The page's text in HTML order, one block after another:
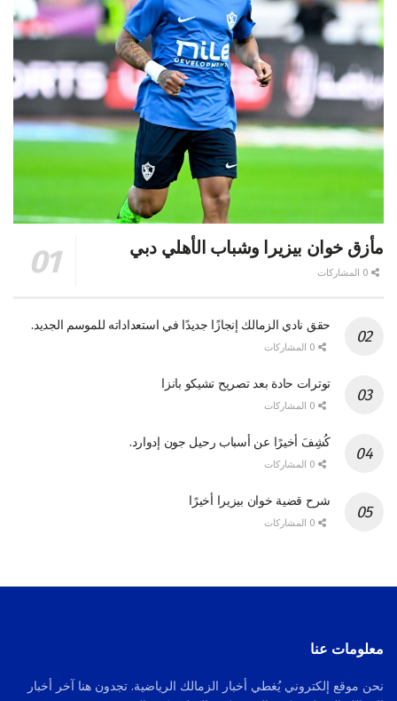
مأزق خوان بيزيرا وشباب الأهلي دبي
حقق نادي الزمالك إنجازًا جديدًا في استعداداته للموسم الجديد.
توترات حادة بعد تصريح تشيكو بانزا
كُشِفَ أخيرًا عن أسباب رحيل جون إدوارد.
شرح قضية خوان بيزيرا أخيرًا
معلومات عنا
نحن موقع إلكتروني يُغطي أخبار الزمالك الرياضية. تجدون هنا آخر أخبار